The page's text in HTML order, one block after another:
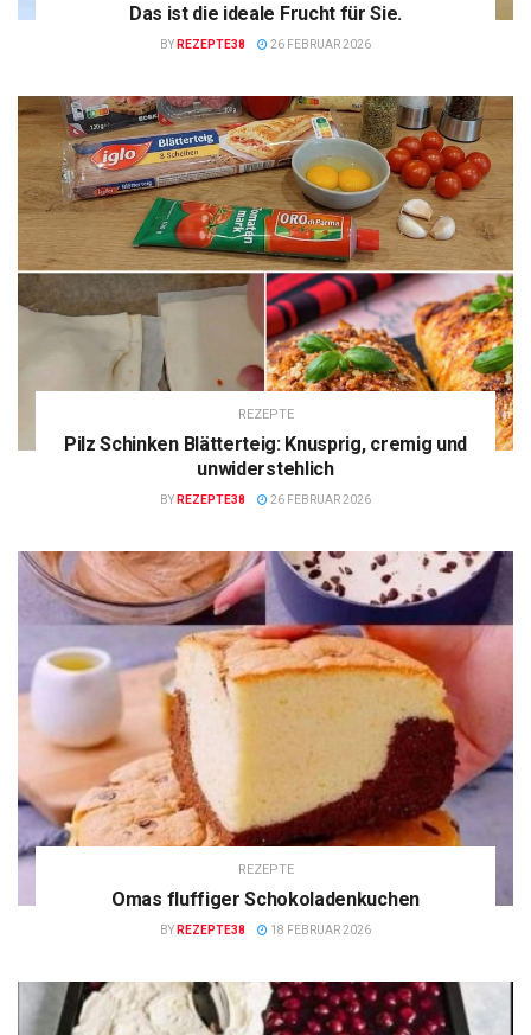
Das ist die ideale Frucht für Sie.
BY REZEPTE38 26 FEBRUAR 2026
REZEPTE
Pilz Schinken Blätterteig: Knusprig, cremig und
unwiderstehlich
BY REZEPTE38 26 FEBRUAR 2026
REZEPTE
Omas fluffiger Schokoladenkuchen
BY REZEPTE38 18 FEBRUAR 2026